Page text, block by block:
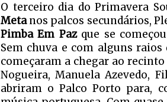
O terceiro dia do Primavera
Metanos palcos secundários,
Pimba Em Pazque se
Sem chuva e com alguns
começaram a chegar ao
Nogueira, Manuela Azevedo,
abriram o Palco Porto para,